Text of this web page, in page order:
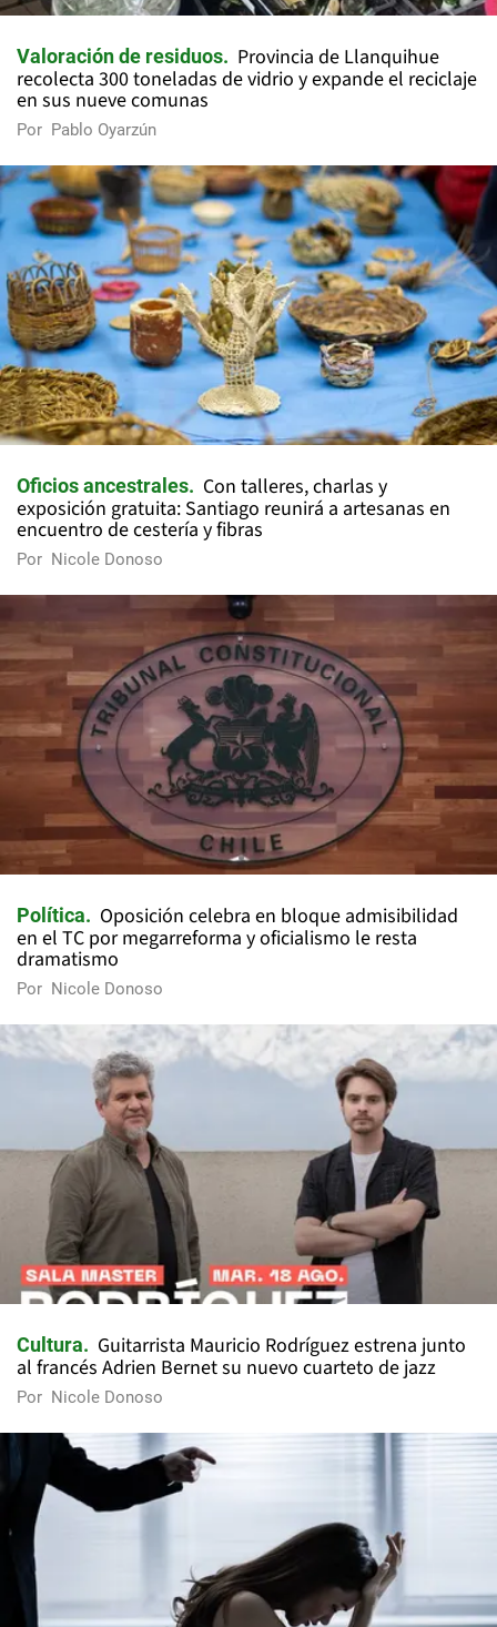
Valoración de residuos
Provincia de Llanquihue
recolecta 300 toneladas de vidrio y expande el reciclaje
en sus nueve comunas
Por Pablo Oyarzún
Oficios ancestrales
Con talleres, charlas y
exposición gratuita: Santiago reunirá a artesanas en
encuentro de cestería y fibras
Por Nicole Donoso
Política
Oposición celebra en bloque admisibilidad
en el TC por megarreforma y oficialismo le resta
dramatismo
Por Nicole Donoso
Cultura
Guitarrista Mauricio Rodríguez estrena junto
al francés Adrien Bernet su nuevo cuarteto de jazz
Por Nicole Donoso